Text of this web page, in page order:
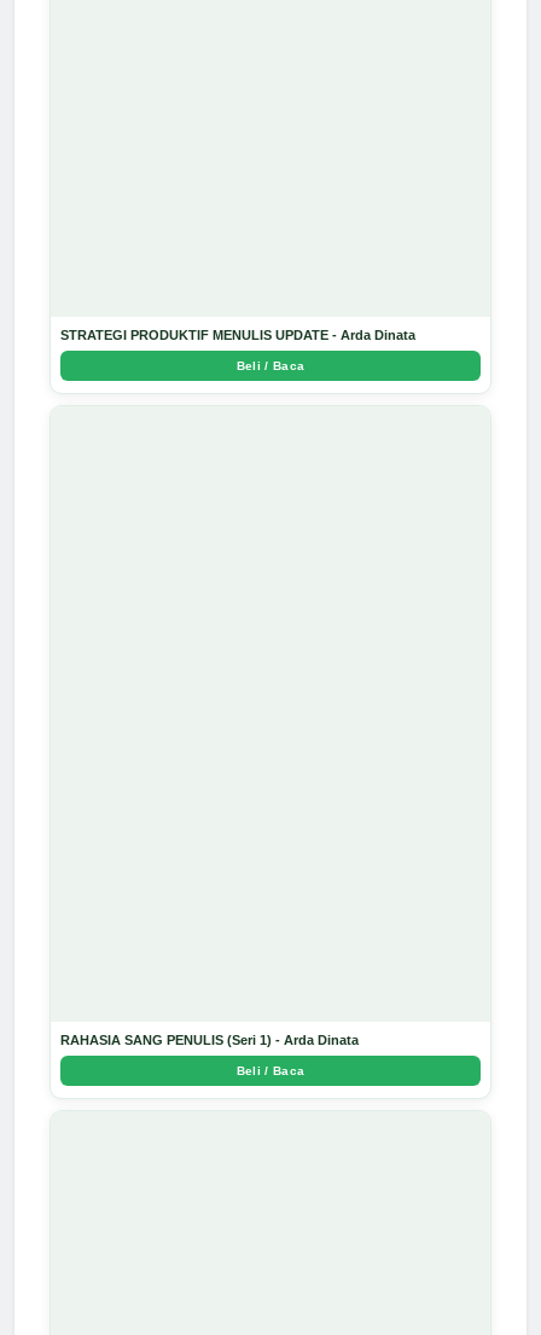
STRATEGI PRODUKTIF MENULIS UPDATE - Arda Dinata
Beli / Baca
RAHASIA SANG PENULIS (Seri 1) - Arda Dinata
Beli / Baca